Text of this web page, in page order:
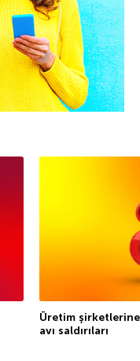
Üretim
avı saldırıları